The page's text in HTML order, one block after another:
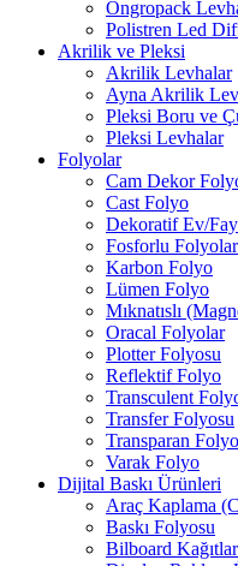
Ongropack
Polistren Led
Akrilik ve Pleksi
Akrilik Levhalar
Ayna Akrilik
Pleksi Boru ve
Pleksi Levhalar
Folyolar
Cam Dekor
Cast Folyo
Dekoratif Ev/
Fosforlu Folyolar
Karbon Folyo
Lümen Folyo
Mıknatıslı
Oracal Folyolar
Plotter Folyosu
Reflektif Folyo
Transculent
Transfer Folyosu
Transparan Folyo
Varak Folyo
Dijital Baskı Ürünleri
Araç Kaplama
Baskı Folyosu
Bilboard